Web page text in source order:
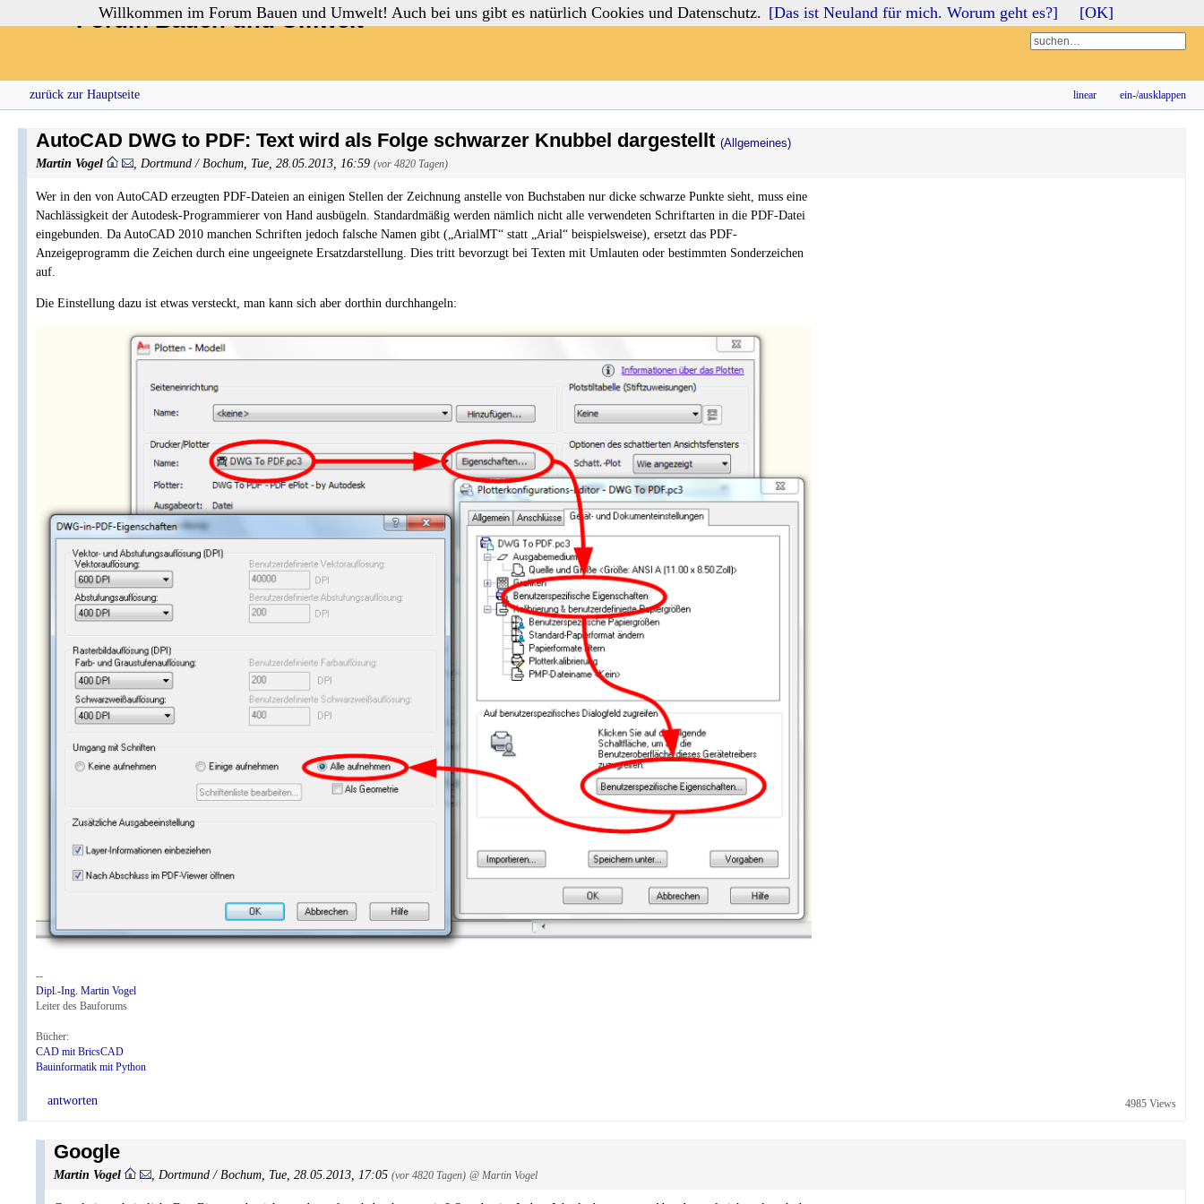
Forum Bauen und Umwelt Login
zurück zur Hauptseite linear ein-/ausklappen
AutoCAD DWG to PDF: Text wird als Folge schwarzer Knubbel dargestellt (Allgemeines)
Martin Vogel Dortmund / Bochum Tue, 28.05.2013, 16:59 (vor 4820 Tagen)
Wer in den von AutoCAD erzeugten PDF-Dateien an einigen Stellen der Zeichnung anstelle von Buchstaben nur dicke schwarze Punkte sieht, muss eine
Nachlässigkeit der Autodesk-Programmierer von Hand ausbügeln. Standardmäßig werden nämlich nicht alle verwendeten Schriftarten in die PDF-Datei
eingebunden. Da AutoCAD 2010 manchen Schriften jedoch falsche Namen gibt („ArialMT“ statt „Arial“ beispielsweise), ersetzt das PDF-
Anzeigeprogramm die Zeichen durch eine ungeeignete Ersatzdarstellung. Dies tritt bevorzugt bei Texten mit Umlauten oder bestimmten Sonderzeichen
auf.
Die Einstellung dazu ist etwas versteckt, man kann sich aber dorthin durchhangeln:
--
Dipl.-Ing. Martin Vogel
Leiter des Bauforums
Bücher:
CAD mit BricsCAD
Bauinformatik mit Python
antworten 4985 Views
Google
Martin Vogel Dortmund / Bochum Tue, 28.05.2013, 17:05 (vor 4820 Tagen) @ Martin Vogel
Willkommen im Forum Bauen und Umwelt! Auch bei uns gibt es natürlich Cookies und Datenschutz. [Das ist Neuland für mich. Worum geht es?] [OK]